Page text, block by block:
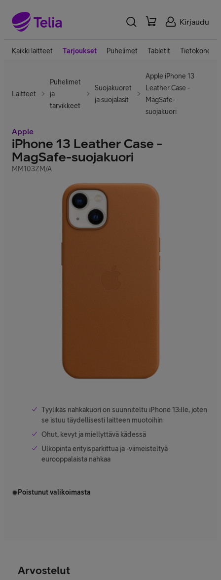
Kirjaudu
Kaikki laitteet Tarjoukset Puhelimet Tabletit Tietokoneet
Laitteet
Puhelimet
ja
tarvikkeet
Suojakuoret
ja suojalasit
Apple iPhone 13
Leather Case -
MagSafe-
suojakuori
Apple
iPhone 13 Leather Case -
MagSafe-suojakuori
MM103ZM/A
Tyylikäs nahkakuori on suunniteltu iPhone 13:lle, joten
se istuu täydellisesti laitteen muotoihin
Ohut, kevyt ja miellyttävä kädessä
Ulkopinta erityisparkittua ja -viimeisteltyä
eurooppalaista nahkaa
Poistunut valikoimasta
Arvostelut